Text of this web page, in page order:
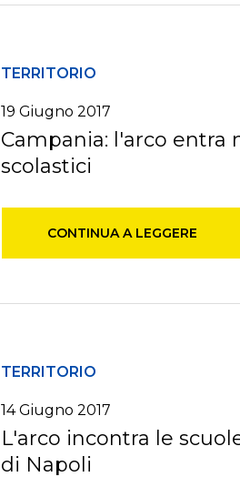
TERRITORIO
19 Giugno 2017
Campania: l'arco entra
scolastici
CONTINUA A LEGGERE
TERRITORIO
14 Giugno 2017
L'arco incontra le
di Napoli